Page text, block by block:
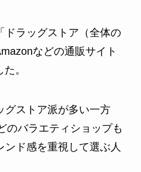
ドラッグストア（全体の
などの通販サイト
。
グストア派が多い一方
のバラエティショップも
ンド感を重視して選ぶ人